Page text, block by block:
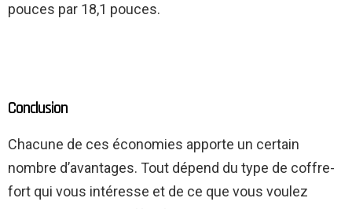
pouces par 18,1 pouces.
Conclusion
Chacune de ces économies apporte un certain
nombre d’avantages. Tout dépend du type de coffre-
fort qui vous intéresse et de ce que vous voulez